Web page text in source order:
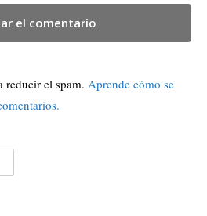
reducir el spam. Aprende cómo se